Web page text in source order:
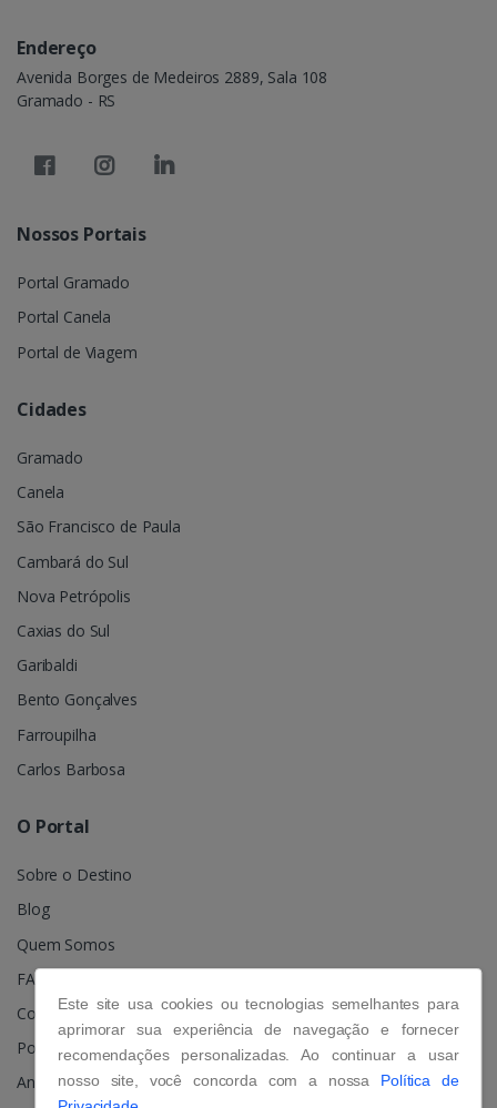
Endereço
Avenida Borges de Medeiros 2889, Sala 108
Gramado - RS
Nossos Portais
Portal Gramado
Portal Canela
Portal de Viagem
Cidades
Gramado
Canela
São Francisco de Paula
Cambará do Sul
Nova Petrópolis
Caxias do Sul
Garibaldi
Bento Gonçalves
Farroupilha
Carlos Barbosa
O Portal
Sobre o Destino
Blog
Quem Somos
FAQ
Contato
Política de Privacidade
Anuncie
Este site usa cookies ou tecnologias semelhantes para
aprimorar sua experiência de navegação e fornecer
recomendações personalizadas. Ao continuar a usar
nosso site, você concorda com a nossa Política de